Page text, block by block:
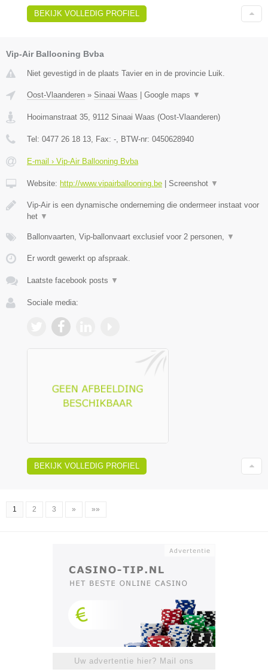
BEKIJK VOLLEDIG PROFIEL
Vip-Air Ballooning Bvba
Niet gevestigd in de plaats Tavier en in de provincie Luik.
Oost-Vlaanderen » Sinaai Waas Google maps ▼
Hooimanstraat 35, 9112 Sinaai Waas (Oost-Vlaanderen)
Tel: 0477 26 18 13, Fax: -, BTW-nr: 0450628940
E-mail › Vip-Air Ballooning Bvba
Website: http://www.vipairballooning.be Screenshot ▼
Vip-Air is een dynamische onderneming die ondermeer instaat voor
het ▼
Ballonvaarten, Vip-ballonvaart exclusief voor 2 personen, ▼
Er wordt gewerkt op afspraak.
Laatste facebook posts ▼
Sociale media:
BEKIJK VOLLEDIG PROFIEL
1 2 3 » »»
Uw advertentie hier? Mail ons